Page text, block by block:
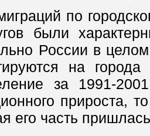
по
были
России в
на
за 1991-
прироста,
его часть